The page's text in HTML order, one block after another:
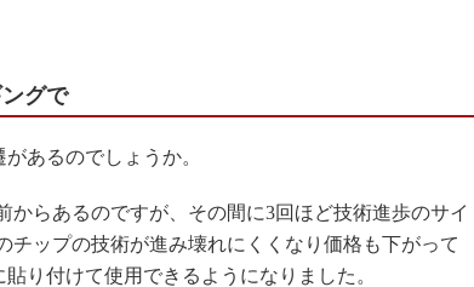
グで
あるのでしょうか。
らあるのですが、その間に3回ほど技術進歩のサイ
チップの技術が進み壊れにくくなり価格も下がって
り付けて使用できるようになりました。